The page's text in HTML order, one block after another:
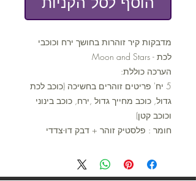
מדבקות קיר זוהרות בחושך ירח וכוכבי
לכת - Moon and Stars
הערכה כוללת:
5 יח' פריטים זוהרים בחשיכה (כוכב לכת
גדול, כוכב מחייך גדול ,ירח, כוכב בינוני
וכוכב קטן)
חומר : פלסטיק זוהר + דבק דו-צדדי